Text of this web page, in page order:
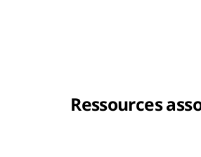
Ressources